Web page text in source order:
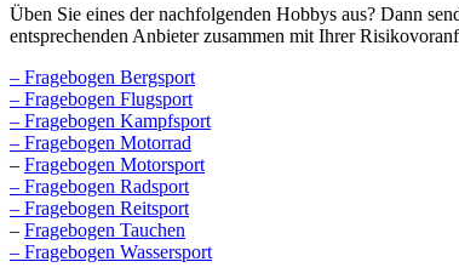
Üben Sie eines der nachfolgenden Hobbys aus? Dann
entsprechenden Anbieter zusammen mit Ihrer
– Fragebogen Bergsport
– Fragebogen Flugsport
– Fragebogen Kampfsport
– Fragebogen Motorrad
– Fragebogen Motorsport
– Fragebogen Radsport
– Fragebogen Reitsport
– Fragebogen Tauchen
– Fragebogen Wassersport